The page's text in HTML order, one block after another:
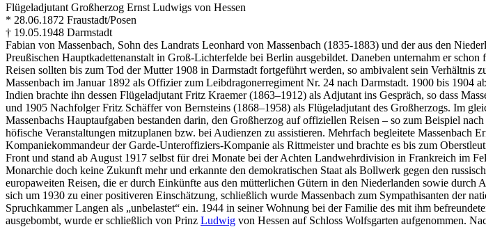
Flügeladjutant Großherzog Ernst Ludwigs von Hessen
* 28.06.1872 Fraustadt/Posen
† 19.05.1948 Darmstadt
Fabian von Massenbach, Sohn des Landrats Leonhard von Massenbach (1835-1883) und der aus den
Preußischen Hauptkadettenanstalt in Groß-Lichterfelde bei Berlin ausgebildet. Daneben unternahm er
Reisen sollten bis zum Tod der Mutter 1908 in Darmstadt fortgeführt werden, so ambivalent sein
Massenbach im Januar 1892 als Offizier zum Leibdragonerregiment Nr. 24 nach Darmstadt. 1900 bis 1904
Indien brachte ihn dessen Flügeladjutant Fritz Kraemer (1863–1912) als Adjutant ins Gespräch, so dass
und 1905 Nachfolger Fritz Schäffer von Bernsteins (1868–1958) als Flügeladjutant des Großherzogs. Im
Massenbachs Hauptaufgaben bestanden darin, den Großherzog auf offiziellen Reisen – so zum Beispiel
höfische Veranstaltungen mitzuplanen bzw. bei Audienzen zu assistieren. Mehrfach begleitete
Kompaniekommandeur der Garde-Unteroffiziers-Kompanie als Rittmeister und brachte es bis zum
Front und stand ab August 1917 selbst für drei Monate bei der Achten Landwehrdivision in Frankreich im
Monarchie doch keine Zukunft mehr und erkannte den demokratischen Staat als Bollwerk gegen den
europaweiten Reisen, die er durch Einkünfte aus den mütterlichen Gütern in den Niederlanden sowie durch
sich um 1930 zu einer positiveren Einschätzung, schließlich wurde Massenbach zum Sympathisanten der
Spruchkammer Langen als „unbelastet“ ein. 1944 in seiner Wohnung bei der Familie des mit ihm
ausgebombt, wurde er schließlich von Prinz Ludwig von Hessen auf Schloss Wolfsgarten aufgenommen.